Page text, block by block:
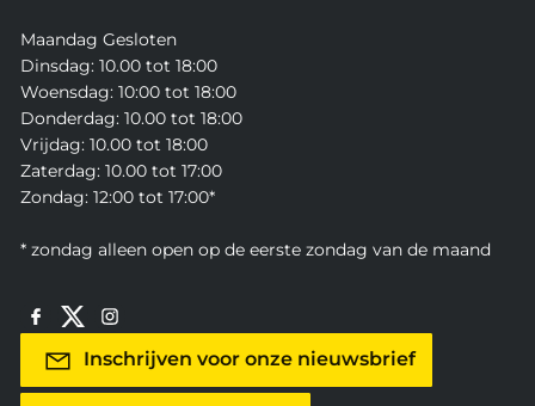
Maandag Gesloten
Dinsdag: 10.00 tot 18:00
Woensdag: 10:00 tot 18:00
Donderdag: 10.00 tot 18:00
Vrijdag: 10.00 tot 18:00
Zaterdag: 10.00 tot 17:00
Zondag: 12:00 tot 17:00*
* zondag alleen open op de eerste zondag van de maand
Inschrijven voor onze nieuwsbrief